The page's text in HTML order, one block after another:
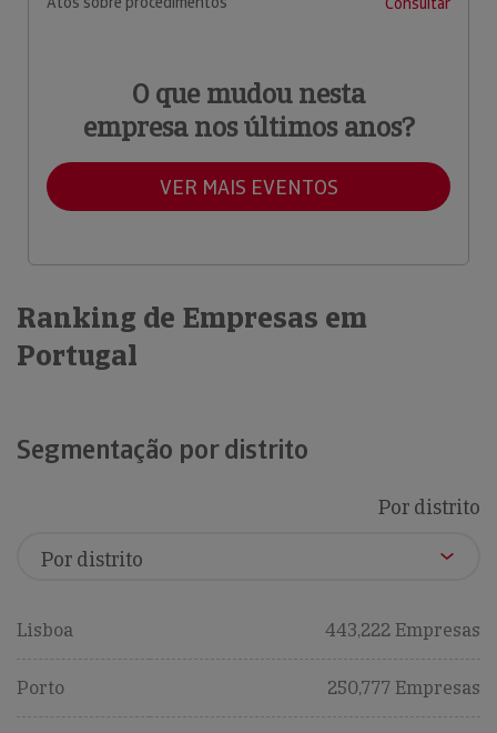
O que mudou nesta
empresa nos últimos anos?
VER MAIS EVENTOS
Ranking de Empresas em
Portugal
Segmentação por distrito
Por distrito
Lisboa 443,222 Empresas
Porto 250,777 Empresas